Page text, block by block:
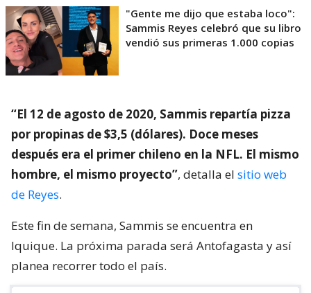
"Gente me dijo que estaba loco":
Sammis Reyes celebró que su libro
vendió sus primeras 1.000 copias
“El 12 de agosto de 2020, Sammis repartía pizza
por propinas de $3,5 (dólares). Doce meses
después era el primer chileno en la NFL. El mismo
hombre, el mismo proyecto”, detalla el sitio web
de Reyes.
Este fin de semana, Sammis se encuentra en
Iquique. La próxima parada será Antofagasta y así
planea recorrer todo el país.